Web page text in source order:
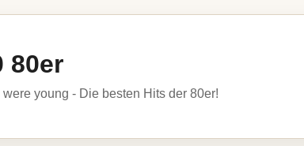
80er
young - Die besten Hits der 80er!